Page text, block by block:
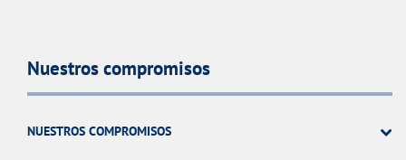
Nuestros compromisos
NUESTROS COMPROMISOS